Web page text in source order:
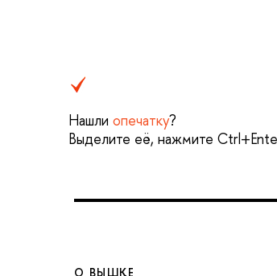
Нашли опечатку?
Выделите её, нажмите
О ВЫШКЕ